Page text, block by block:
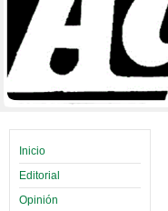
Inicio
Editorial
Opinión